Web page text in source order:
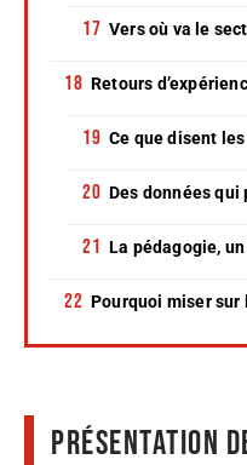
Vers où va le
Retours
Ce que disent
Des données qui
La pédagogie,
Pourquoi miser sur
Présentation